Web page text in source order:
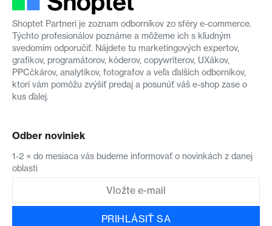
Shoptet Partneri je zoznam odborníkov zo sféry e-commerce.
Týchto profesionálov poznáme a môžeme ich s kľudným
svedomím odporučiť. Nájdete tu marketingových expertov,
grafikov, programátorov, kóderov, copywriterov, UXákov,
PPCčkárov, analytikov, fotografov a veľa ďalších odborníkov,
ktorí vám pomôžu zvýšiť predaj a posunúť váš e-shop zase o
kus ďalej.
Odber noviniek
1-2 × do mesiaca vás budeme informovať o novinkách z danej
oblasti
PRIHLÁSIŤ SA